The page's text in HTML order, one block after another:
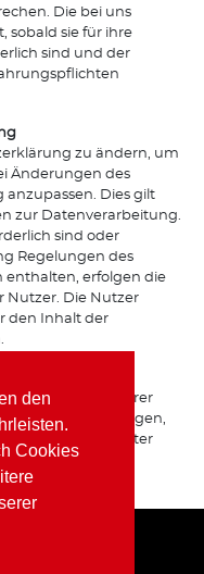
den
Cookies
Die bei uns
sobald sie für ihre
sind und der
zu ändern, um
Änderungen des
anzupassen. Dies gilt
zur Datenverarbeitung.
sind oder
Regelungen des
enthalten, erfolgen die
Die Nutzer
den Inhalt der
oder Nutzung Ihrer
Berichtigungen,
Widerruf erteilter
unsere(n)